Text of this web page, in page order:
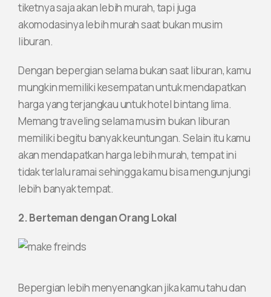
tiketnya saja akan lebih murah, tapi juga
akomodasinya lebih murah saat bukan musim
liburan.
Dengan bepergian selama bukan saat liburan, kamu
mungkin memiliki kesempatan untuk mendapatkan
harga yang terjangkau untuk hotel bintang lima.
Memang traveling selama musim bukan liburan
memiliki begitu banyak keuntungan. Selain itu kamu
akan mendapatkan harga lebih murah, tempat ini
tidak terlalu ramai sehingga kamu bisa mengunjungi
lebih banyak tempat.
2. Berteman dengan Orang Lokal
Bepergian lebih menyenangkan jika kamu tahu dan